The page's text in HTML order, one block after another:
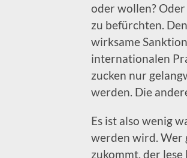
oder wollen?
zu befürchten.
wirksame
internationalen
zucken nur
werden. Die
Es ist also wenig
werden wird. Wer
zukommt, der lese